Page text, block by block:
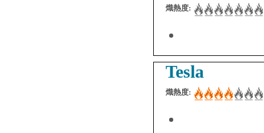
熾熱度:
Tesla
熾熱度: